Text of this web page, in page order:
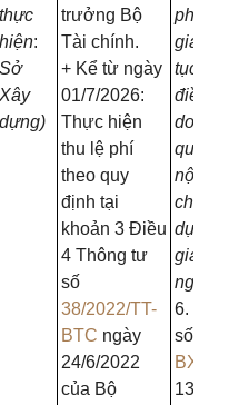
thực
hiện:
Sở
Xây
dựng)
trưởng Bộ
Tài chính.
+ Kể từ ngày
01/7/2026:
Thực hiện
thu lệ phí
theo quy
định tại
khoản 3 Điều
4 Thông tư
số
38/2022/TT-
BTC ngày
24/6/2022
của Bộ
phân
giản
tục
điều
doanh
quốc
nội
chính,
dựng,
giao,
ngân
6.
số
BXD
13/5/